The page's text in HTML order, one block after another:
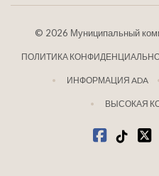
© 2026 Муниципальный
ПОЛИТИКА
ИНФОРМАЦИЯ ADA
ВЫСОКАЯ
Тик-